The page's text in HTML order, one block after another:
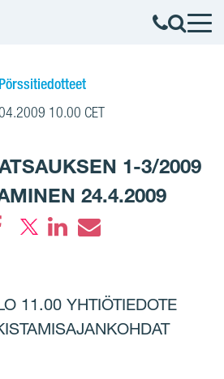
Pörssitiedotteet
10.00 CET
1-3/2009
24.4.2009
11.00 YHTIÖTIEDOTE